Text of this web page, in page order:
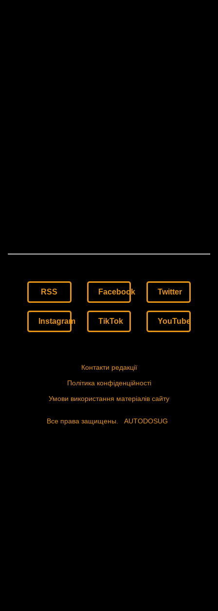
RSS Facebook Twitter
Instagram TikTok YouTube
Контакти редакції
Політика конфіденційності
Умови використання матеріалів сайту
Все права защищены. AUTODOSUG